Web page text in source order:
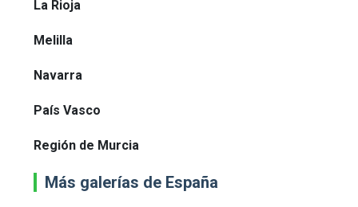
La Rioja
Melilla
Navarra
País Vasco
Región de Murcia
Más galerías de España